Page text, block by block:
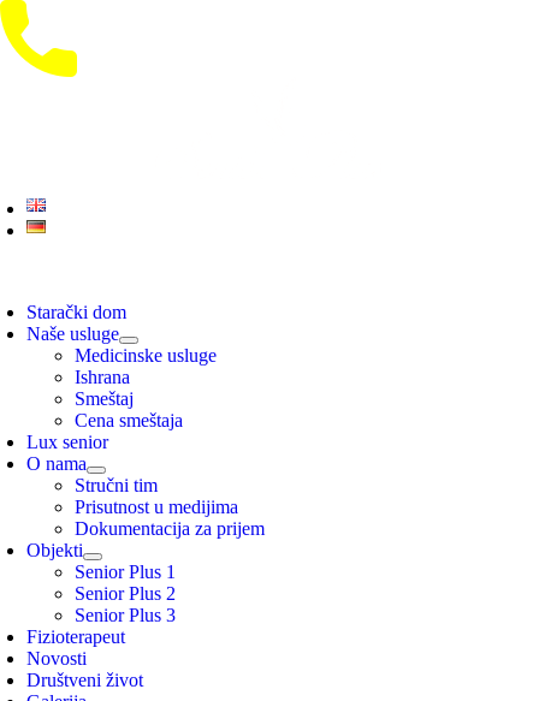
Starački dom
Naše usluge
Medicinske usluge
Ishrana
Smeštaj
Cena smeštaja
Lux senior
O nama
Stručni tim
Prisutnost u medijima
Dokumentacija za prijem
Objekti
Senior Plus 1
Senior Plus 2
Senior Plus 3
Fizioterapeut
Novosti
Društveni život